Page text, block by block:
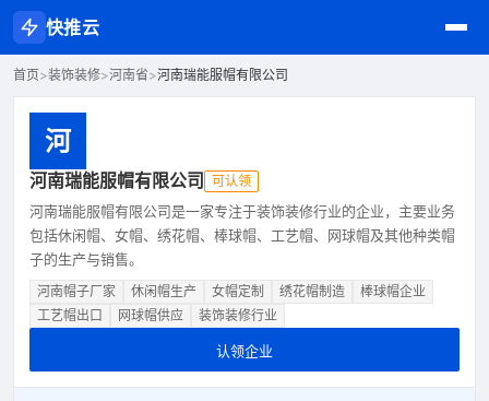
快推云
首页>装饰装修>河南省>河南瑞能服帽有限公司
河
河南瑞能服帽有限公司 可认领
河南瑞能服帽有限公司是一家专注于装饰装修行业的企业，主要业务
包括休闲帽、女帽、绣花帽、棒球帽、工艺帽、网球帽及其他种类帽
子的生产与销售。
河南帽子厂家 休闲帽生产 女帽定制 绣花帽制造
棒球帽企业
工艺帽出口
网球帽供应 装饰装修行业
认领企业